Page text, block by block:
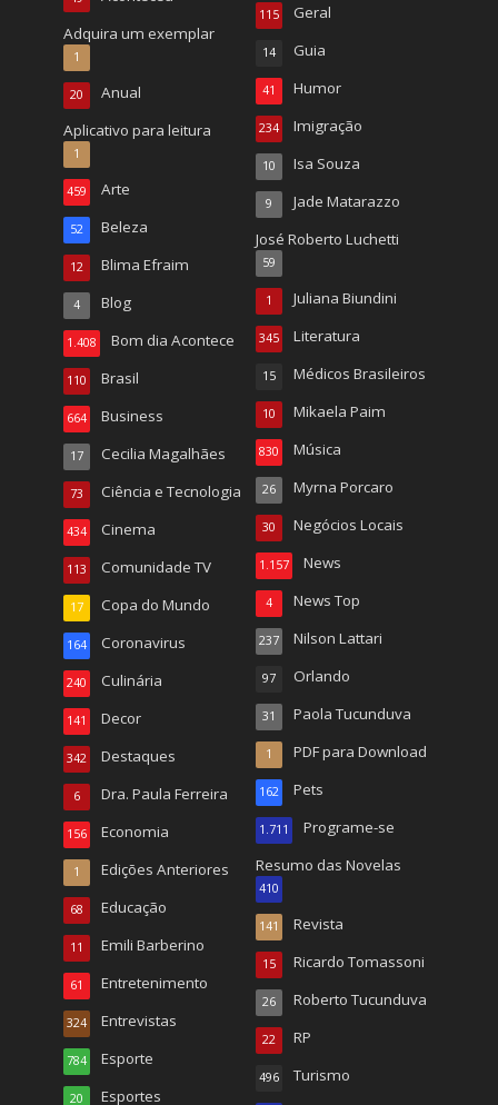
Adquira um exemplar
1
Anual
20
Aplicativo para leitura
1
Arte
459
Beleza
52
Blima Efraim
12
Blog
4
Bom dia Acontece
1.408
Brasil
110
Business
664
Cecilia Magalhães
17
Ciência e Tecnologia
73
Cinema
434
Comunidade TV
113
Copa do Mundo
17
Coronavirus
164
Culinária
240
Decor
141
Destaques
342
Dra. Paula Ferreira
6
Economia
156
Edições Anteriores
1
Educação
68
Emili Barberino
11
Entretenimento
61
Entrevistas
324
Esporte
784
Esportes
20
Geral
115
Guia
14
Humor
41
Imigração
234
Isa Souza
10
Jade Matarazzo
9
José Roberto Luchetti
59
Juliana Biundini
1
Literatura
345
Médicos Brasileiros
15
Mikaela Paim
10
Música
830
Myrna Porcaro
26
Negócios Locais
30
News
1.157
News Top
4
Nilson Lattari
237
Orlando
97
Paola Tucunduva
31
PDF para Download
1
Pets
162
Programe-se
1.711
Resumo das Novelas
410
Revista
141
Ricardo Tomassoni
15
Roberto Tucunduva
26
RP
22
Turismo
496